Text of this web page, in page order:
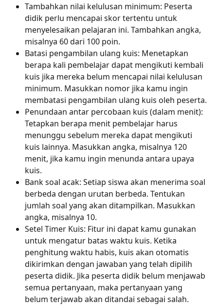
Tambahkan nilai kelulusan minimum: Peserta
didik perlu mencapai skor tertentu untuk
menyelesaikan pelajaran ini. Tambahkan angka,
misalnya 60 dari 100 poin.
Batasi pengambilan ulang kuis: Menetapkan
berapa kali pembelajar dapat mengikuti kembali
kuis jika mereka belum mencapai nilai kelulusan
minimum. Masukkan nomor jika kamu ingin
membatasi pengambilan ulang kuis oleh peserta.
Penundaan antar percobaan kuis (dalam menit):
Tetapkan berapa menit pembelajar harus
menunggu sebelum mereka dapat mengikuti
kuis lainnya. Masukkan angka, misalnya 120
menit, jika kamu ingin menunda antara upaya
kuis.
Bank soal acak: Setiap siswa akan menerima soal
berbeda dengan urutan berbeda. Tentukan
jumlah soal yang akan ditampilkan. Masukkan
angka, misalnya 10.
Setel Timer Kuis: Fitur ini dapat kamu gunakan
untuk mengatur batas waktu kuis. Ketika
penghitung waktu habis, kuis akan otomatis
dikirimkan dengan jawaban yang telah dipilih
peserta didik. Jika peserta didik belum menjawab
semua pertanyaan, maka pertanyaan yang
belum terjawab akan ditandai sebagai salah.